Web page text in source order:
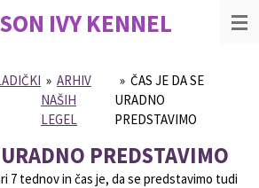
IVYKENNEL
» ARHIV
NAŠIH
LEGEL
» ČAS JE DA SE
URADNO
PREDSTAVIMO
PREDSTAVIMO
7 tednov in čas je, da se predstavimo tudi